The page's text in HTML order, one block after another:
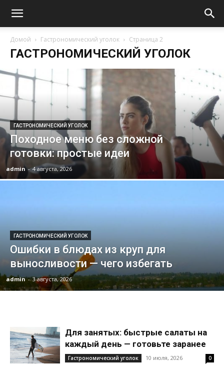
Домой Гастрономический уголок Страница 2
ГАСТРОНОМИЧЕСКИЙ УГОЛОК
ГАСТРОНОМИЧЕСКИЙ УГОЛОК
Походное меню без сложной
готовки: простые идеи
admin - 4 августа, 2026
ГАСТРОНОМИЧЕСКИЙ УГОЛОК
Ошибки в блюдах из круп для
выносливости — чего избегать
admin - 3 августа, 2026
Для занятых: быстрые салаты на
каждый день — готовьте заранее
Гастрономический уголок 10 июля, 2026 0